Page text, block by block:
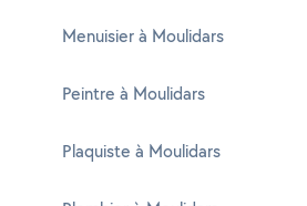
Menuisier à Moulidars
Peintre à Moulidars
Plaquiste à Moulidars